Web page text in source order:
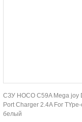
СЗУ HOCO C59A Mega joy
Port Charger 2.4A For
белый